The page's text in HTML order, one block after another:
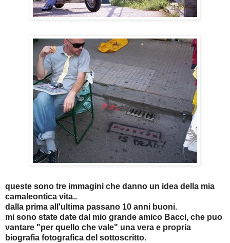
queste sono tre immagini che danno un idea della mia
camaleontica vita..
dalla prima all'ultima passano 10 anni buoni.
mi sono state date dal mio grande amico Bacci, che puo
vantare "per quello che vale" una vera e propria
biografia fotografica del sottoscritto.